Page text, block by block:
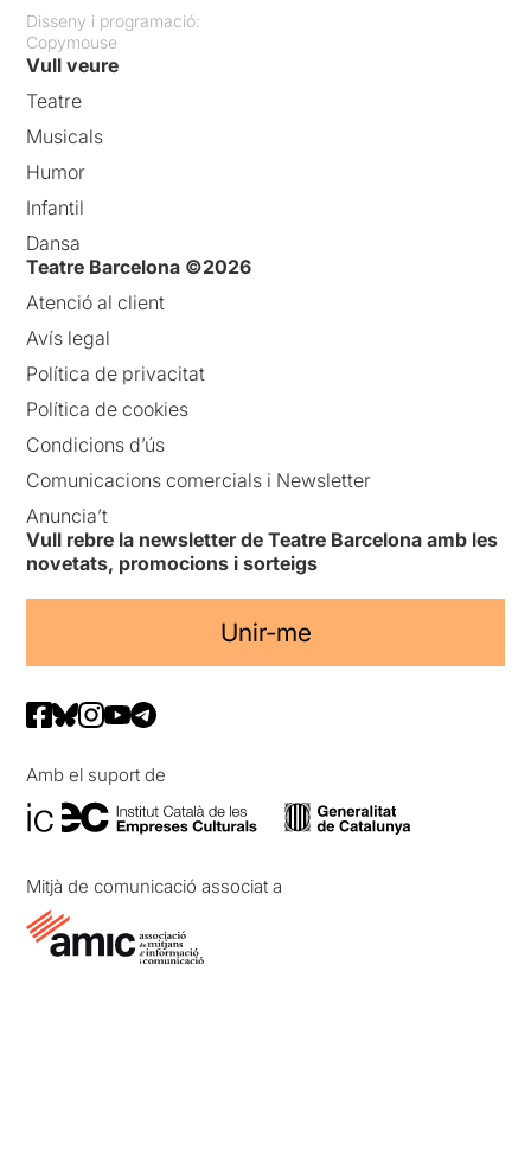
Disseny i programació:
Copymouse
Vull veure
Teatre
Musicals
Humor
Infantil
Dansa
Teatre Barcelona ©2026
Atenció al client
Avís legal
Política de privacitat
Política de cookies
Condicions d’ús
Comunicacions comercials i Newsletter
Anuncia’t
Vull rebre la newsletter de Teatre Barcelona amb les
novetats, promocions i sorteigs
Unir-me
Amb el suport de
Mitjà de comunicació associat a